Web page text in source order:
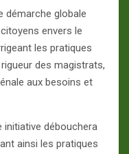
démarche globale
envers le
les pratiques
des magistrats,
aux besoins et
débouchera
ainsi les pratiques